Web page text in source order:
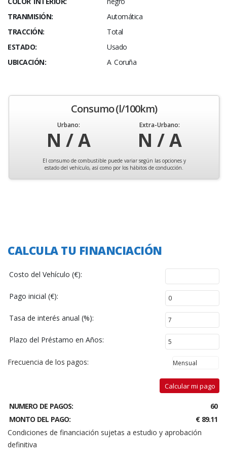
TRANMISIÓN:
Automática
TRACCIÓN:
Total
ESTADO:
Usado
UBICACIÓN:
A Coruña
Consumo (l/100km)
Urbano:
N / A
Extra-Urbano:
N / A
El consumo de combustible puede variar según las opciones y
estado del vehículo, así como por los hábitos de conducción.
CALCULA TU FINANCIACIÓN
Costo del Vehículo (€):
Pago inicial (€):
Tasa de interés anual (%):
Plazo del Préstamo en Años:
Frecuencia de los pagos:
Calcular mi pago
NUMERO DE PAGOS:
60
MONTO DEL PAGO:
€ 89.11
Condiciones de financiación sujetas a estudio y aprobación
definitiva